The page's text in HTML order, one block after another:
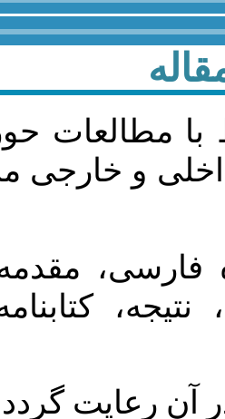
با مطالعات
و خارجی
فارسی،
آن رعايت